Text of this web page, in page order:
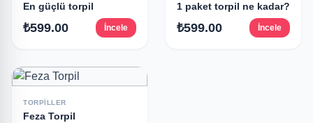
En güçlü torpil
₺599.00 İncele
1 paket torpil ne kadar?
₺599.00 İncele
TORPILLER
Feza Torpil